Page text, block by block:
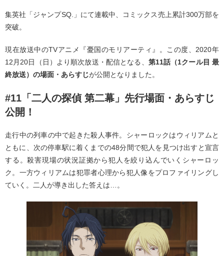
集英社「ジャンプSQ.」にて連載中、コミックス売上累計300万部を
突破。
現在放送中のTVアニメ『憂国のモリアーティ』。この度、2020年
12月20日（日）より順次放送・配信となる、 第11話（1クール目 最
終放送）の場面・あらすじが公開となりました。
#11「二人の探偵 第二幕」先行場面・あらすじ
公開！
走行中の列車の中で起きた殺人事件。シャーロックはウィリアムと
ともに、次の停車駅に着くまでの48分間で犯人を見つけ出すと宣言
する。殺害現場の状況証拠から犯人を絞り込んでいくシャーロッ
ク。一方ウィリアムは犯罪者心理から犯人像をプロファイリングし
ていく。二人が導き出した答えは…。